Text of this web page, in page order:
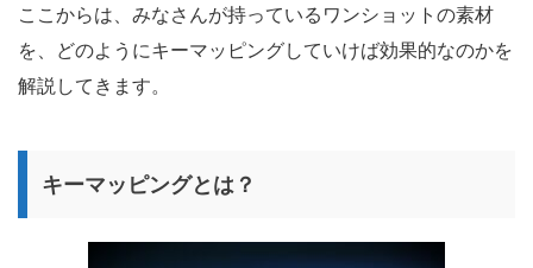
ここからは、みなさんが持っているワンショットの素材
を、どのようにキーマッピングしていけば効果的なのかを
解説してきます。
キーマッピングとは？